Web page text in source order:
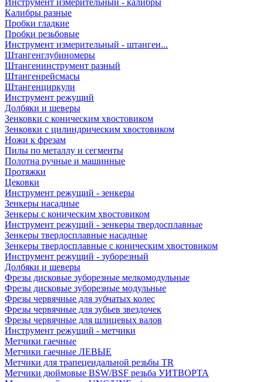
Инструмент измерительный - калибры
Калибры разные
Пробки гладкие
Пробки резьбовые
Инструмент измерительный - штанген...
Штангенглубиномеры
Штангенинструмент разный
Штангенрейсмасы
Штангенциркули
Инструмент режущий
Долбяки и шеверы
Зенковки с коническим хвостовиком
Зенковки с цилиндрическим хвостовиком
Ножи к фрезам
Пилы по металлу и сегменты
Полотна ручные и машинные
Протяжки
Цековки
Инструмент режущий - зенкеры
Зенкеры насадные
Зенкеры с коническим хвостовиком
Инструмент режущий - зенкеры твердосплавные
Зенкеры твердосплавные насадные
Зенкеры твердосплавные с коническим хвостовиком
Инструмент режущий - зуборезный
Долбяки и шеверы
Фрезы дисковые зуборезные мелкомодульные
Фрезы дисковые зуборезные модульные
Фрезы червячные для зубчатых колес
Фрезы червячные для зубьев звездочек
Фрезы червячные для шлицевых валов
Инструмент режущий - метчики
Метчики гаечные
Метчики гаечные ЛЕВЫЕ
Метчики для трапецеидальной резьбы TR
Метчики дюймовые BSW/BSF резьба УИТВОРТА